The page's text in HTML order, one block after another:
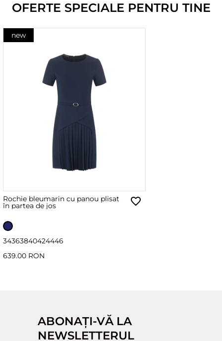
OFERTE SPECIALE PENTRU TINE
new
Rochie bleumarin cu panou plisat
în partea de jos
34363840424446
639.00 RON
ABONAȚI-VĂ LA
NEWSLETTERUL